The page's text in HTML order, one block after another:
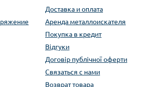
Доставка и оплата
Аренда металлоискателя
Покупка в кредит
Відгуки
Договір публічної оферти
Связаться с нами
Возврат товара